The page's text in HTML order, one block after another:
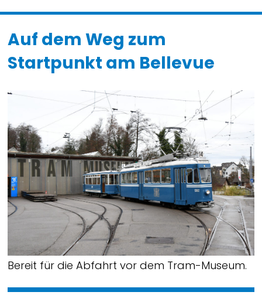
Auf dem Weg zum
Startpunkt am Bellevue
Bereit für die Abfahrt vor dem Tram-Museum.